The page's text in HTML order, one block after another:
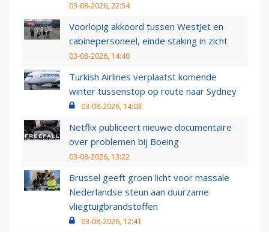
03-08-2026, 22:54
Voorlopig akkoord tussen WestJet en
cabinepersoneel, einde staking in zicht
03-08-2026, 14:40
Turkish Airlines verplaatst komende
winter tussenstop op route naar Sydney
03-08-2026, 14:03
Netflix publiceert nieuwe documentaire
over problemen bij Boeing
03-08-2026, 13:22
Brussel geeft groen licht voor massale
Nederlandse steun aan duurzame
vliegtuigbrandstoffen
03-08-2026, 12:41